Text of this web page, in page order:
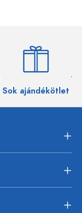
Sok ajándékötlet